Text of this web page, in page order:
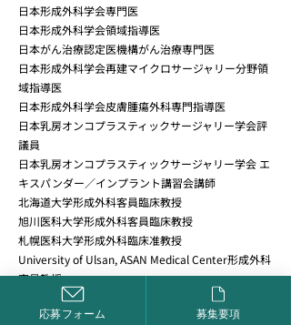
日本形成外科学会専門医
日本形成外科学会領域指導医
日本がん治療認定医機構がん治療専門医
日本形成外科学会再建マイクロサージャリー分野領
域指導医
日本形成外科学会皮膚腫瘍外科専門指導医
日本乳房オンコプラスティックサージャリー学会評
議員
日本乳房オンコプラスティックサージャリー学会 エ
キスパンダー／インプラント講習会講師
北海道大学形成外科客員臨床教授
旭川医科大学形成外科客員臨床教授
札幌医科大学形成外科臨床准教授
University of Ulsan, ASAN Medical Center形成外科
客員教授
応募フォーム 募集要項